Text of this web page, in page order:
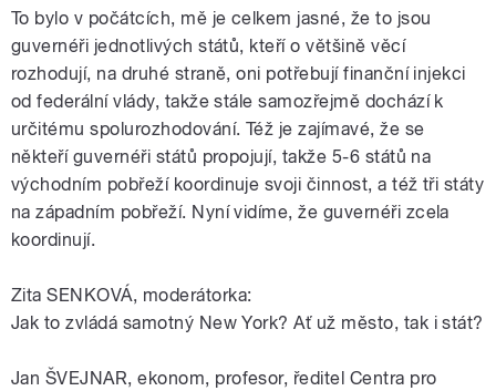
To bylo v počátcích, mě je celkem jasné, že to jsou
guvernéři jednotlivých států, kteří o většině věcí
rozhodují, na druhé straně, oni potřebují finanční injekci
od federální vlády, takže stále samozřejmě dochází k
určitému spolurozhodování. Též je zajímavé, že se
někteří guvernéři států propojují, takže 5-6 států na
východním pobřeží koordinuje svoji činnost, a též tři státy
na západním pobřeží. Nyní vidíme, že guvernéři zcela
koordinují.
Zita SENKOVÁ, moderátorka:
Jak to zvládá samotný New York? Ať už město, tak i stát?
Jan ŠVEJNAR, ekonom, profesor, ředitel Centra pro